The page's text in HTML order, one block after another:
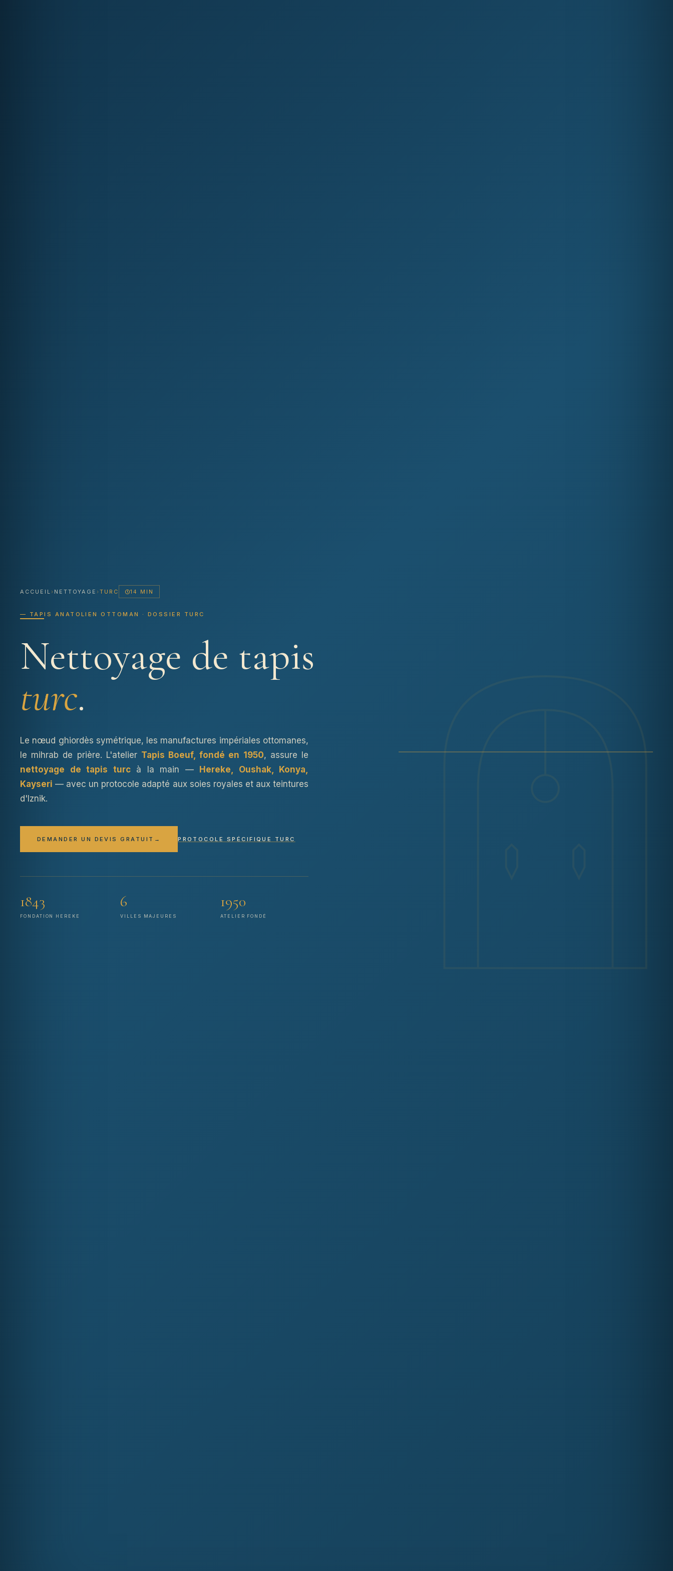
ACCUEIL › NETTOYAGE ›TURC 14 MIN
— TAPIS ANATOLIEN OTTOMAN · DOSSIER TURC
Nettoyage de tapis
turc.
Le nœud ghiordès symétrique, les manufactures impériales ottomanes,
le mihrab de prière. L'atelier Tapis Boeuf, fondé en 1950, assure le
nettoyage de tapis turcà la main — Hereke, Oushak, Konya,
Kayseri — avec un protocole adapté aux soies royales et aux teintures
d'Iznik.
DEMANDER UN DEVIS GRATUIT → PROTOCOLE SPÉCIFIQUE TURC
1843
FONDATION HEREKE
6
VILLES MAJEURES
1950
ATELIER FONDÉ